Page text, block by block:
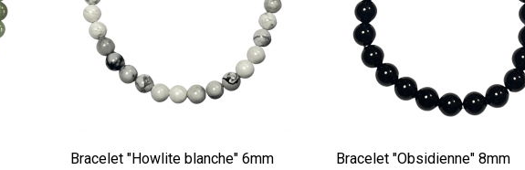
Bracelet "Howlite blanche" 6mm Bracelet "Obsidienne" 8mm